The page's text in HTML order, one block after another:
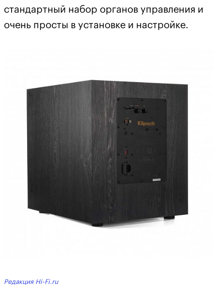
стандартный набор органов управления и
очень просты в установке и настройке.
Редакция Hi-Fi.ru